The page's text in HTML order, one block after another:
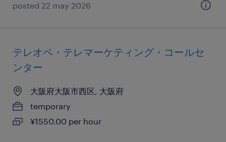
posted 22 may 2026
テレオペ・テレマーケティング・コールセ
ンター
大阪府大阪市西区, 大阪府
temporary
¥1550.00 per hour